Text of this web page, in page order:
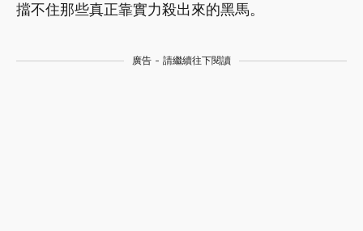
擋不住那些真正靠實力殺出來的黑馬。
廣告 - 請繼續往下閱讀